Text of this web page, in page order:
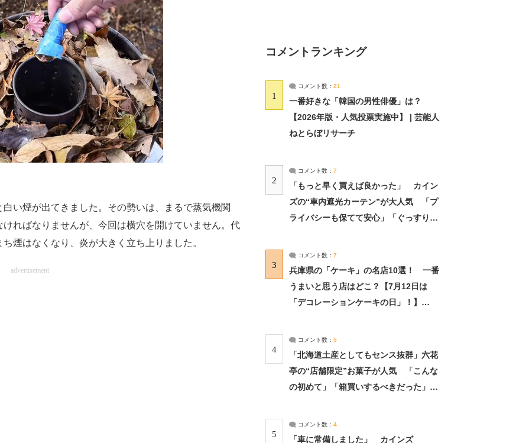
い煙が出てきました。その勢いは、まるで蒸気機関
ればなりませんが、今回は横穴を開けていません。代
煙はなくなり、炎が大きく立ち上りました。
advertisement
コメントランキング
1
コメント数： 21
一番好きな「韓国の男性俳優」は？
【2026年版・人気投票実施中】 | 芸能人
ねとらぼリサーチ
2
コメント数： 7
「もっと早く買えば良かった」 カイン
ズの“車内遮光カーテン”が大人気 「プ
ライバシーも保てて安心」「ぐっすり眠
3
コメント数： 7
兵庫県の「ケーキ」の名店10選！ 一番
うまいと思う店はどこ？【7月12日は
「デコレーションケーキの日」！】
4
コメント数： 5
「北海道土産としてもセンス抜群」六花
亭の“店舗限定”お菓子が人気 「こんな
の初めて」「箱買いするべきだった」
5
コメント数： 4
「車に常備しました」 カインズ